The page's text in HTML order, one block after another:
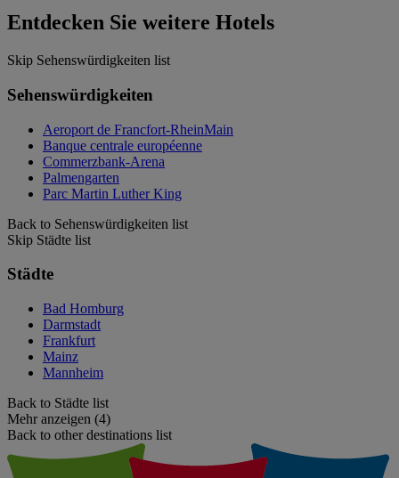
Entdecken Sie weitere Hotels
Skip Sehenswürdigkeiten list
Sehenswürdigkeiten
Aeroport de Francfort-RheinMain
Banque centrale européenne
Commerzbank-Arena
Palmengarten
Parc Martin Luther King
Back to Sehenswürdigkeiten list
Skip Städte list
Städte
Bad Homburg
Darmstadt
Frankfurt
Mainz
Mannheim
Back to Städte list
Mehr anzeigen (4)
Back to other destinations list